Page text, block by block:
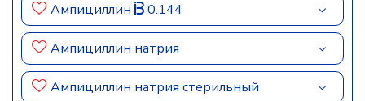
Ампициллин 0.144
Ампициллин натрия
Ампициллин натрия стерильный